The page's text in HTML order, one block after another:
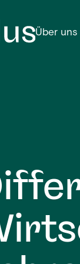
Über uns